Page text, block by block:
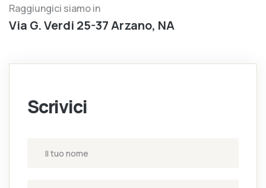
Raggiungici siamo in
Via G. Verdi 25-37 Arzano, NA
Scrivici